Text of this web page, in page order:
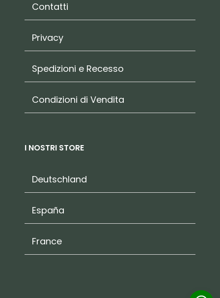
Contatti
Privacy
Spedizioni e Recesso
Condizioni di Vendita
I NOSTRI STORE
Deutschland
España
France